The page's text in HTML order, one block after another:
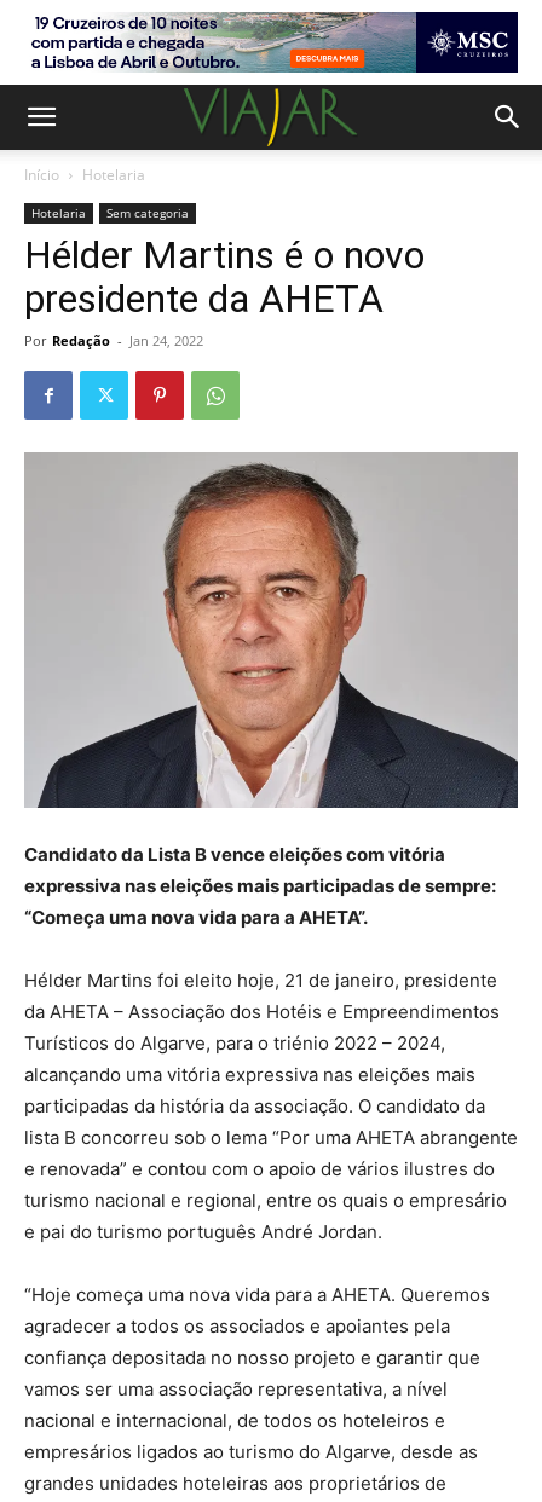
Início Hotelaria
Hotelaria Sem categoria
Hélder Martins é o novo
presidente da AHETA
Por Redação - Jan 24, 2022
Candidato da Lista B vence eleições com vitória
expressiva nas eleições mais participadas de sempre:
“Começa uma nova vida para a AHETA”.
Hélder Martins foi eleito hoje, 21 de janeiro, presidente
da AHETA – Associação dos Hotéis e Empreendimentos
Turísticos do Algarve, para o triénio 2022 – 2024,
alcançando uma vitória expressiva nas eleições mais
participadas da história da associação. O candidato da
lista B concorreu sob o lema “Por uma AHETA abrangente
e renovada” e contou com o apoio de vários ilustres do
turismo nacional e regional, entre os quais o empresário
e pai do turismo português André Jordan.
“Hoje começa uma nova vida para a AHETA. Queremos
agradecer a todos os associados e apoiantes pela
confiança depositada no nosso projeto e garantir que
vamos ser uma associação representativa, a nível
nacional e internacional, de todos os hoteleiros e
empresários ligados ao turismo do Algarve, desde as
grandes unidades hoteleiras aos proprietários de